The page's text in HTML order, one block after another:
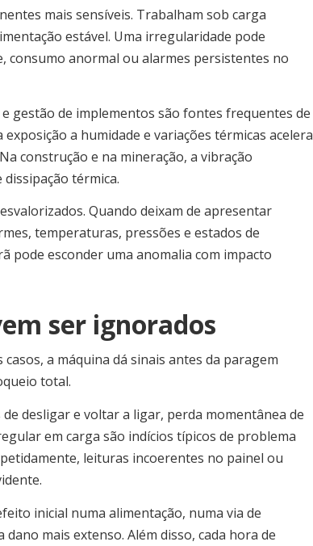
mais sensíveis. Trabalham sob carga
estável. Uma irregularidade pode
consumo anormal ou alarmes persistentes no
gestão de implementos são fontes frequentes de
a humidade e variações térmicas acelera
construção e na mineração, a vibração
térmica.
Quando deixam de apresentar
temperaturas, pressões e estados de
pode esconder uma anomalia com impacto
ser ignorados
a máquina dá sinais antes da paragem
total.
desligar e voltar a ligar, perda momentânea de
em carga são indícios típicos de problema
leituras incoerentes no painel ou
inicial numa alimentação, numa via de
mais extenso. Além disso, cada hora de